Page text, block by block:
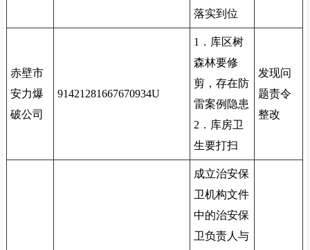
落实到位
赤壁市
安力爆
破公司
91421281667670934U
1．库区树
森林要修
剪，存在防
雷案例隐患
2．库房卫
生要打扫
发现问
题责令
整改
成立治安保
卫机构文件
中的治安保
卫负责人与